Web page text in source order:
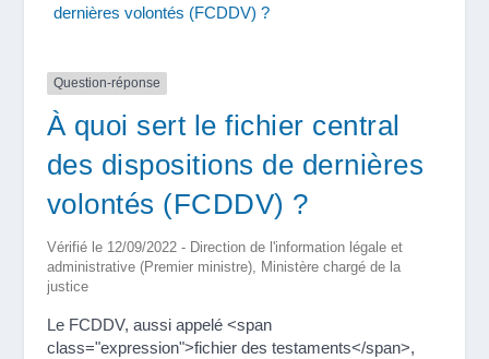
dernières volontés (FCDDV) ?
Question-réponse
À quoi sert le fichier central
des dispositions de dernières
volontés (FCDDV) ?
Vérifié le 12/09/2022 - Direction de l'information légale et
administrative (Premier ministre), Ministère chargé de la
justice
Le FCDDV, aussi appelé <span
class="expression">fichier des testaments</span>,